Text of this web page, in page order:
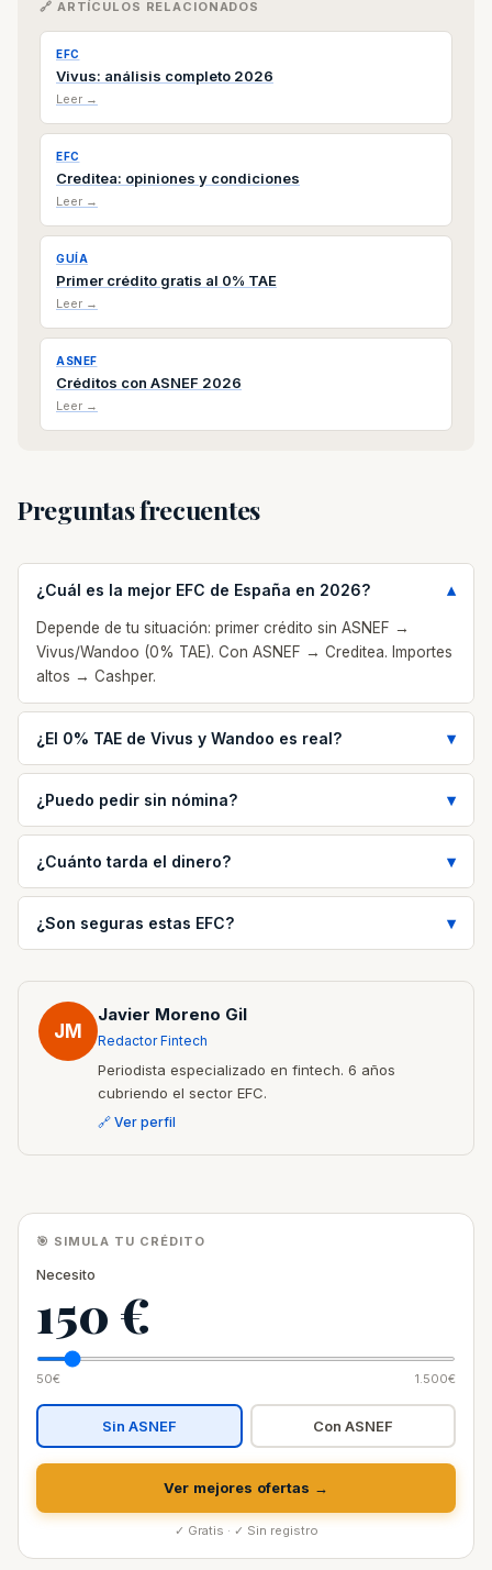
🔗 ARTÍCULOS RELACIONADOS
EFC
Vivus: análisis completo 2026
Leer →
EFC
Creditea: opiniones y condiciones
Leer →
GUÍA
Primer crédito gratis al 0% TAE
Leer →
ASNEF
Créditos con ASNEF 2026
Leer →
Preguntas frecuentes
¿Cuál es la mejor EFC de España en 2026?
Depende de tu situación: primer crédito sin ASNEF →
Vivus/Wandoo (0% TAE). Con ASNEF → Creditea. Importes
altos → Cashper.
¿El 0% TAE de Vivus y Wandoo es real?
¿Puedo pedir sin nómina?
¿Cuánto tarda el dinero?
¿Son seguras estas EFC?
JM
Javier Moreno Gil
Redactor Fintech
Periodista especializado en fintech. 6 años
cubriendo el sector EFC.
🔗 Ver perfil
🎯 SIMULA TU CRÉDITO
Necesito
150 €
50€ 1.500€
Sin ASNEF Con ASNEF
Ver mejores ofertas →
✓ Gratis · ✓ Sin registro